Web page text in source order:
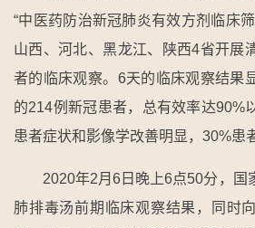
“中医药防治新冠肺炎有效方剂临床
山西、河北、黑龙江、陕西4省开展
者的临床观察。6天的临床观察结果
的214例新冠患者，总有效率达90%
患者症状和影像学改善明显，30%患
2020年2月6日晚上6点50分，国
肺排毒汤前期临床观察结果，同时